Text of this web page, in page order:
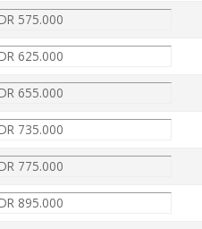
575.000
625.000
655.000
735.000
775.000
895.000